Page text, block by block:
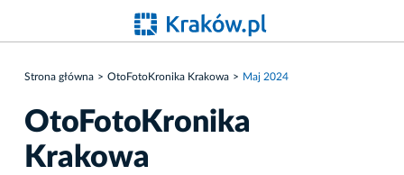
Strona główna OtoFotoKronika Krakowa Maj 2024
OtoFotoKronika
Krakowa